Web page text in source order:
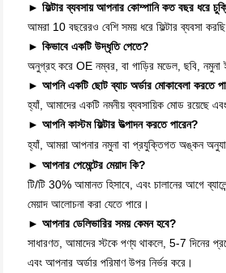
► ফিল্টার ব্যবসায় আপনার কোম্পানি কত বছর ধরে
আমরা 10 বছরেরও বেশি সময় ধরে ফিল্টার ব্যবসা
► কিভাবে একটি উদ্ধৃতি পেতে?
অনুগ্রহ করে OE নম্বর, বা গাড়ির মডেল, ছবি, নমুনা
► আপনি একটি ছোট ব্যাচ অর্ডার মোকাবেলা করতে
হ্যাঁ, আমাদের একটি নমনীয় ব্যবসায়িক মোড রয়েছে
► আপনি কাস্টম ফিল্টার উত্পাদন করতে পারেন?
হ্যাঁ, আমরা আপনার নমুনা বা প্রযুক্তিগত অঙ্কন
► আপনার পেমেন্টের মেয়াদ কি?
টি/টি 30% আমানত হিসাবে, এবং চালানের আগে
মেয়াদ আলোচনা করা যেতে পারে।
► আপনার ডেলিভারির সময় কেমন হবে?
সাধারণত, আমাদের স্টকে পণ্য থাকলে, 5-7 দিনের
এবং আপনার অর্ডার পরিমাণ উপর নির্ভর করে।